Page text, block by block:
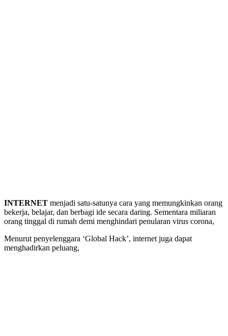
INTERNET menjadi satu-satunya cara yang memungkinkan orang
bekerja, belajar, dan berbagi ide secara daring. Sementara miliaran
orang tinggal di rumah demi menghindari penularan virus corona,
Menurut penyelenggara ‘Global Hack’, internet juga dapat
menghadirkan peluang,